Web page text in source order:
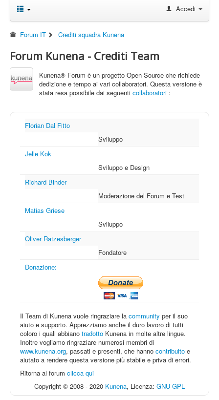
Accedi
Forum IT Crediti squadra Kunena
Forum Kunena - Crediti Team
Kunena® Forum è un progetto Open Source che richiede
dedizione e tempo ai vari collaboratori. Questa versione è
stata resa possibile dai seguenti collaboratori :
Florian Dal Fitto
Sviluppo
Jelle Kok
Sviluppo e Design
Richard Binder
Moderazione del Forum e Test
Matias Griese
Sviluppo
Oliver Ratzesberger
Fondatore
Donazione:
Il Team di Kunena vuole ringraziare la community per il suo
aiuto e supporto. Apprezziamo anche il duro lavoro di tutti
coloro i quali abbiano tradotto Kunena in molte altre lingue.
Inoltre vogliamo ringraziare numerosi membri di
www.kunena.org, passati e presenti, che hanno contribuito e
aiutato a rendere questa versione più stabile e priva di errori.
Ritorna al forum clicca qui
Copyright © 2008 - 2020 Kunena, Licenza: GNU GPL